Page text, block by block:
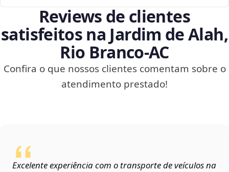
Reviews de clientes
satisfeitos na Jardim de Alah,
Rio Branco‑AC
Confira o que nossos clientes comentam sobre o
atendimento prestado!
Excelente experiência com o transporte de veículos na